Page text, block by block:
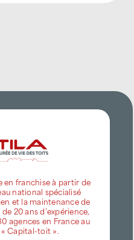
en franchise à partir de
national spécialisé
et la maintenance de
20 ans d’expérience,
agences en France au
Capital-toit ».